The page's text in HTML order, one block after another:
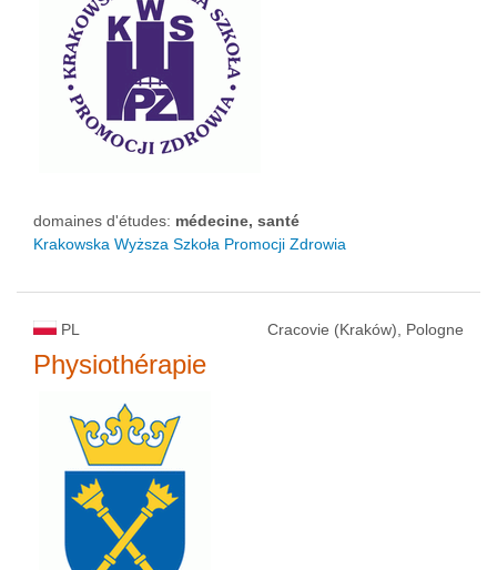
domaines d'études: médecine, santé
Krakowska Wyższa Szkoła Promocji Zdrowia
PL Cracovie (Kraków), Pologne
Physiothérapie